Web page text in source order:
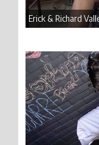
Erick & Richard